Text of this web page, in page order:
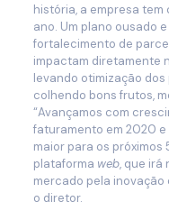
história, a empresa tem
ano. Um plano ousado
fortalecimento de
impactam diretamente
levando otimização
colhendo bons frutos,
“Avançamos com
faturamento em 2020
maior para os próximos
plataforma web, que irá
mercado pela
o diretor.